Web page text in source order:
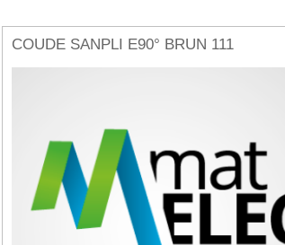
COUDE SANPLI E90° BRUN 111